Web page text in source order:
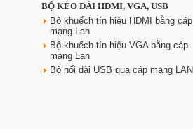
Sinoamigo STP-1RB-3 | Trụ kéo
tiện dụng, có USB sạc nhanh
Giá: 2,300,000 VNĐ
BỘ KÉO DÀI HDMI, VGA, USB
Bộ khuếch tín hiệu HDMI bằng cáp
mạng Lan
Bộ khuếch tín hiệu VGA bằng cáp
mạng Lan
Bộ nối dài USB qua cáp mạng LAN